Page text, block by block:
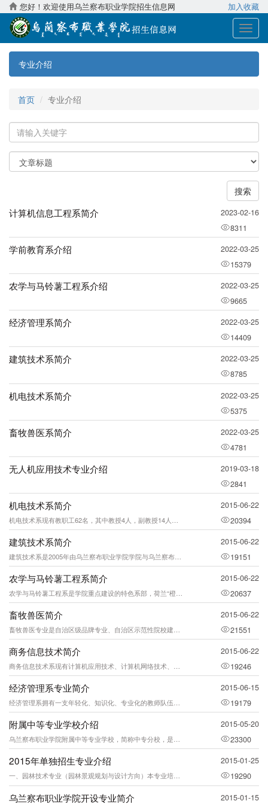
您好！欢迎使用乌兰察布职业学院招生信息网 加入收藏
展
开
导
专业介绍
首页 专业介绍
关
键
字关
键
字
搜索
计算机信息工程系简介
2023-02-16
8311
学前教育系介绍
2022-03-25
15379
农学与马铃薯工程系介绍
2022-03-25
9665
经济管理系简介
2022-03-25
14409
建筑技术系简介
2022-03-25
8785
机电技术系简介
2022-03-25
5375
畜牧兽医系简介
2022-03-25
4781
无人机应用技术专业介绍
2019-03-18
2841
机电技术系简介
2015-06-22
20394
建筑技术系简介
2015-06-22
19151
农学与马铃薯工程系简介
2015-06-22
20637
畜牧兽医简介
2015-06-22
21551
商务信息技术简介
2015-06-22
19246
经济管理系专业简介
经济管理系拥有一支年轻化、知识化、专业化的教师队伍，师资队伍专兼职结合。专职教师
2015-06-15
19179
附属中等专业学校介绍
乌兰察布职业学院附属中等专业学校，简称中专分校，是由自治区教育厅批准的全日制普通
2015-05-20
23300
2015年单独招生专业介绍
一、园林技术专业（园林景观规划与设计方向）本专业培养具有职业基本技能，从事城市规
2015-01-25
19290
乌兰察布职业学院开设专业简介 2015-01-15